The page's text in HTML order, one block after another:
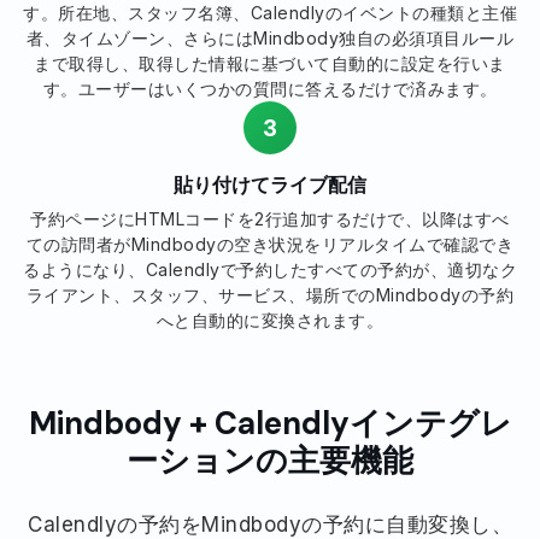
す。所在地、スタッフ名簿、Calendlyのイベントの種類と主催
者、タイムゾーン、さらにはMindbody独自の必須項目ルール
まで取得し、取得した情報に基づいて自動的に設定を行いま
す。ユーザーはいくつかの質問に答えるだけで済みます。
3
貼り付けてライブ配信
予約ページにHTMLコードを2行追加するだけで、以降はすべ
ての訪問者がMindbodyの空き状況をリアルタイムで確認でき
るようになり、Calendlyで予約したすべての予約が、適切なク
ライアント、スタッフ、サービス、場所でのMindbodyの予約
へと自動的に変換されます。
Mindbody + Calendlyインテグレ
ーションの主要機能
Calendlyの予約をMindbodyの予約に自動変換し、